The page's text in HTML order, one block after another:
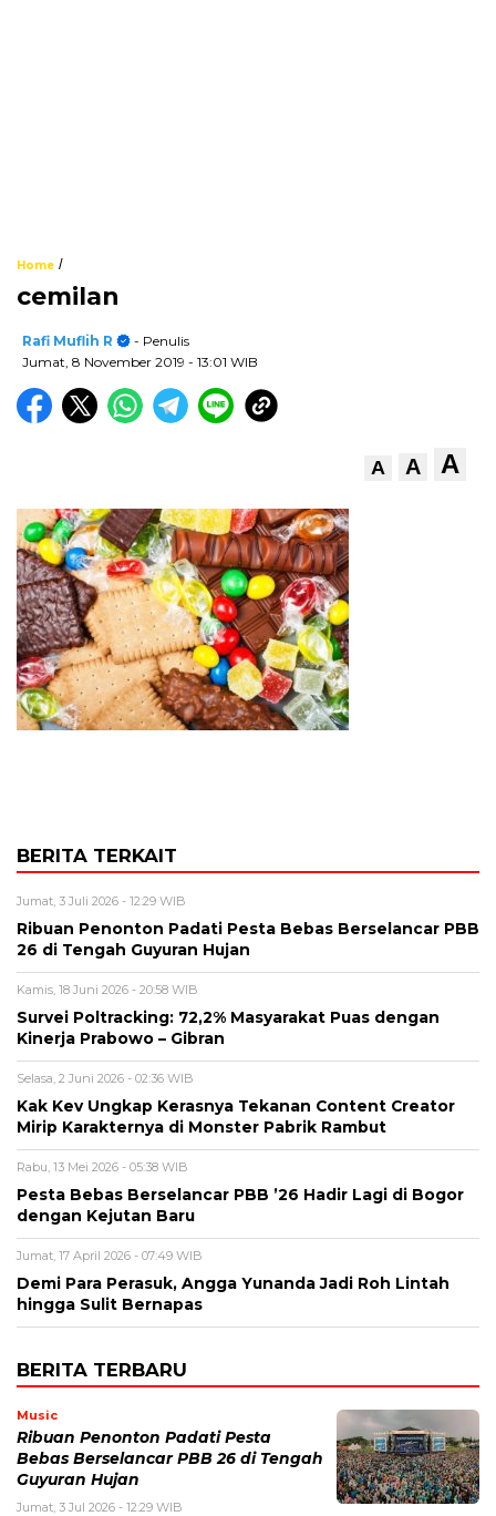
Home /
cemilan
Rafi Muflih R
- Penulis
Jumat, 8 November 2019 - 13:01 WIB
A A A
BERITA TERKAIT
Jumat, 3 Juli 2026 - 12:29 WIB
Ribuan Penonton Padati Pesta Bebas Berselancar PBB
26 di Tengah Guyuran Hujan
Kamis, 18 Juni 2026 - 20:58 WIB
Survei Poltracking: 72,2% Masyarakat Puas dengan
Kinerja Prabowo – Gibran
Selasa, 2 Juni 2026 - 02:36 WIB
Kak Kev Ungkap Kerasnya Tekanan Content Creator
Mirip Karakternya di Monster Pabrik Rambut
Rabu, 13 Mei 2026 - 05:38 WIB
Pesta Bebas Berselancar PBB ’26 Hadir Lagi di Bogor
dengan Kejutan Baru
Jumat, 17 April 2026 - 07:49 WIB
Demi Para Perasuk, Angga Yunanda Jadi Roh Lintah
hingga Sulit Bernapas
BERITA TERBARU
Music
Ribuan Penonton Padati Pesta
Bebas Berselancar PBB 26 di Tengah
Guyuran Hujan
Jumat, 3 Jul 2026 - 12:29 WIB